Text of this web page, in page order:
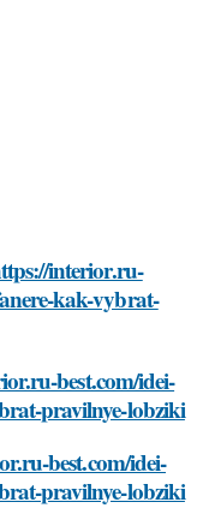
interior.ru-
kak-vybrat-
best.com/idei-
pravilnye-lobziki
best.com/idei-
pravilnye-lobziki